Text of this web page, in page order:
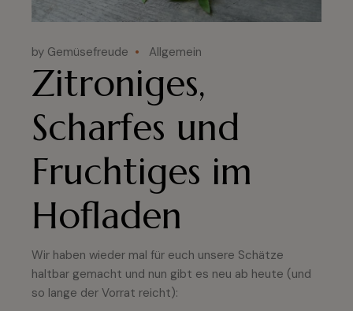
by Gemüsefreude Allgemein
Zitroniges,
Scharfes und
Fruchtiges im
Hofladen
Wir haben wieder mal für euch unsere Schätze
haltbar gemacht und nun gibt es neu ab heute (und
so lange der Vorrat reicht):